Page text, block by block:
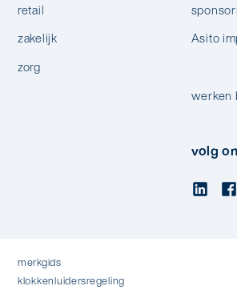
retail
zakelijk
zorg
Asito
werken
volg
merkgids
klokkenluidersregeling